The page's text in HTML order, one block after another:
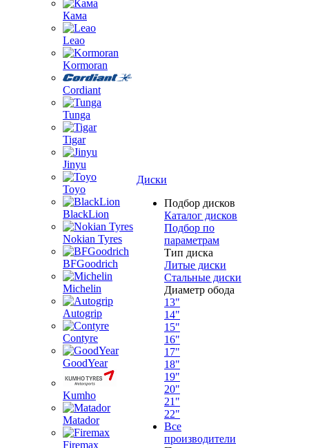
Кама
Leao
Kormoran
Cordiant
Tunga
Tigar
Jinyu
Toyo
BlackLion
Nokian Tyres
BFGoodrich
Michelin
Autogrip
Contyre
GoodYear
Kumho
Matador
Firemax
Диски
Подбор дисков
Каталог дисков
Подбор по
параметрам
Тип диска
Литые диски
Стальные диски
Диаметр обода
13"
14"
15"
16"
17"
18"
19"
20"
21"
22"
Все
производители